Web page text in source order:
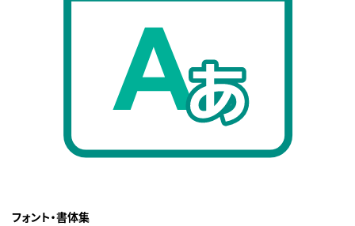
フォント・書体集